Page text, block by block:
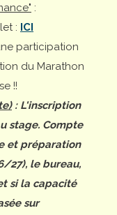
:
: ICI
participation
du Marathon
!!
: L'inscription
stage. Compte
et préparation
27), le bureau,
si la capacité
sur